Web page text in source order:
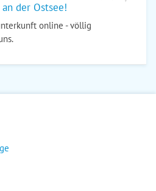
der Ostsee!
online - völlig